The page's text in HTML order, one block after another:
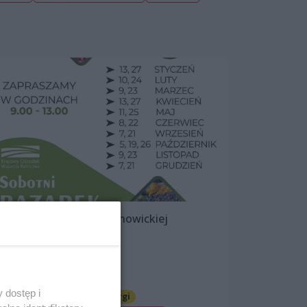
Sobotni Bazarek na Bronowickiej
Jarmarki, festyny, pchle targi
dostęp i